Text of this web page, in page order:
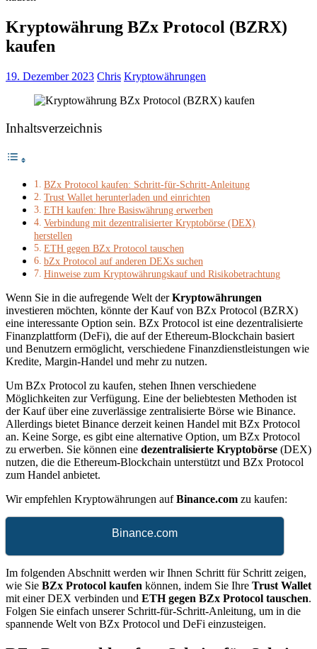
Kryptowährung BZx Protocol (BZRX)
kaufen
19. Dezember 2023 Chris Kryptowährungen
Inhaltsverzeichnis
BZx Protocol kaufen: Schritt-für-Schritt-Anleitung
Trust Wallet herunterladen und einrichten
ETH kaufen: Ihre Basiswährung erwerben
Verbindung mit dezentralisierter Kryptobörse (DEX)
herstellen
ETH gegen BZx Protocol tauschen
bZx Protocol auf anderen DEXs suchen
Hinweise zum Kryptowährungskauf und Risikobetrachtung
Wenn Sie in die aufregende Welt derKryptowährungen
investieren möchten, könnte der Kauf von BZx Protocol (BZRX)
eine interessante Option sein. BZx Protocol ist eine dezentralisierte
Finanzplattform (DeFi), die auf der Ethereum-Blockchain basiert
und Benutzern ermöglicht, verschiedene Finanzdienstleistungen wie
Kredite, Margin-Handel und mehr zu nutzen.
Um BZx Protocol zu kaufen, stehen Ihnen verschiedene
Möglichkeiten zur Verfügung. Eine der beliebtesten Methoden ist
der Kauf über eine zuverlässige zentralisierte Börse wie Binance.
Allerdings bietet Binance derzeit keinen Handel mit BZx Protocol
an. Keine Sorge, es gibt eine alternative Option, um BZx Protocol
zu erwerben. Sie können eine dezentralisierte Kryptobörse (DEX)
nutzen, die die Ethereum-Blockchain unterstützt und BZx Protocol
zum Handel anbietet.
Wir empfehlen Kryptowährungen aufBinance.com zu kaufen:
Binance.com
Im folgenden Abschnitt werden wir Ihnen Schritt für Schritt zeigen,
wie Sie BZx Protocol kaufen können, indem Sie Ihre Trust Wallet
mit einer DEX verbinden und ETH gegen BZx Protocol tauschen.
Folgen Sie einfach unserer Schritt-für-Schritt-Anleitung, um in die
spannende Welt von BZx Protocol und DeFi einzusteigen.